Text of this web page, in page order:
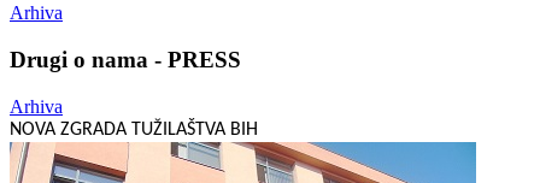
Arhiva
Drugi o nama - PRESS
Arhiva
NOVA ZGRADA TUŽILAŠTVA BIH